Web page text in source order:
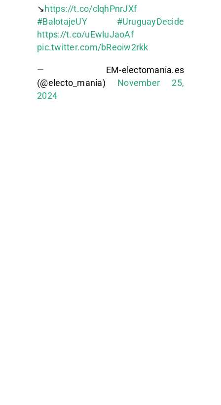
↘️https://t.co/clqhPnrJXf
#BalotajeUY
#UruguayDecide
https://t.co/uEwluJaoAf
pic.twitter.com/bReoiw2rkk
— EM-electomania.es
(@electo_mania) November 25,
2024